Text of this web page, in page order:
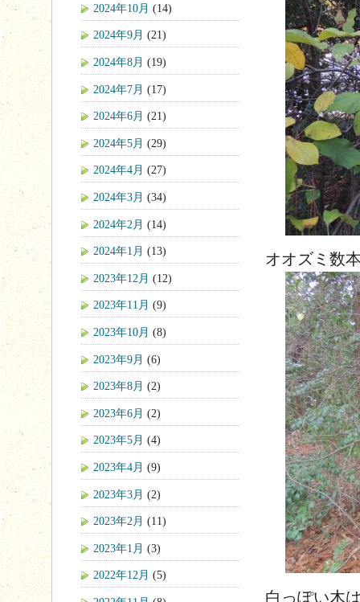
オオズミ数
白っぽい木
2024年10月 (14)
2024年9月 (21)
2024年8月 (19)
2024年7月 (17)
2024年6月 (21)
2024年5月 (29)
2024年4月 (27)
2024年3月 (34)
2024年2月 (14)
2024年1月 (13)
2023年12月 (12)
2023年11月 (9)
2023年10月 (8)
2023年9月 (6)
2023年8月 (2)
2023年6月 (2)
2023年5月 (4)
2023年4月 (9)
2023年3月 (2)
2023年2月 (11)
2023年1月 (3)
2022年12月 (5)